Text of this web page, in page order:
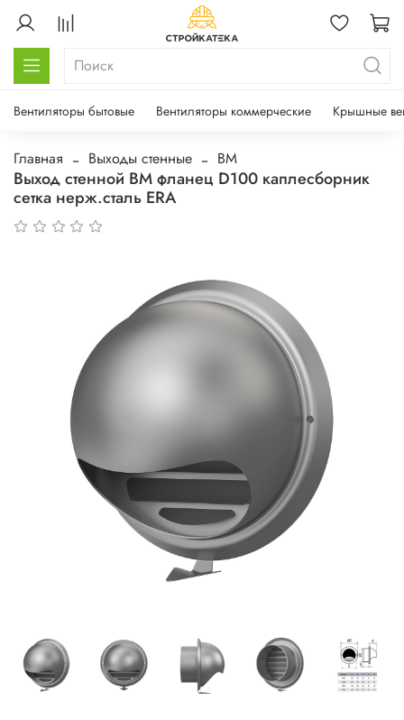
Вентиляторы бытовые Вентиляторы коммерческие Крышные
Главная Выходы стенные ВМ
Выход стенной ВМ фланец D100 каплесборник
сетка нерж.сталь ERA